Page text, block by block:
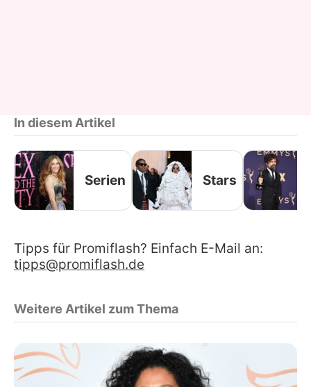
In diesem Artikel
Serien Stars
Tipps für Promiflash? Einfach E-Mail an:
tipps@promiflash.de
Weitere Artikel zum Thema